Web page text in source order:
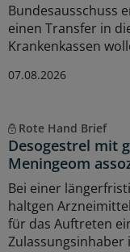
Bundesausschuss
einen Transfer in
Krankenkassen
07.08.2026
Rote Hand Brief
Desogestrel mit
Meningeom
Bei einer
haltgen
für das Auftreten
Zulassungsinhaber